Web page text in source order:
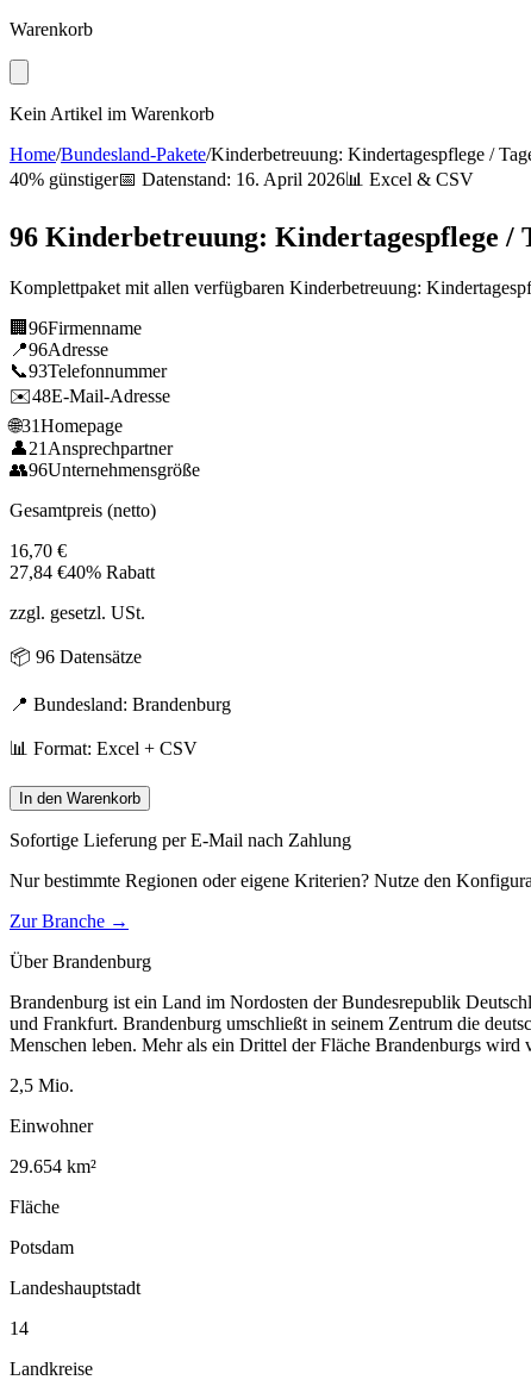
Warenkorb
Kein Artikel im Warenkorb
Home/Bundesland-Pakete/Kinderbetreuung: Kindertagespflege /
40% günstiger📅 Datenstand: 16. April 2026📊 Excel & CSV
96 Kinderbetreuung: Kindertagespflege /
Komplettpaket mit allen verfügbaren Kinderbetreuung:
🏢 96Firmenname
📍96Adresse
📞93Telefonnummer
✉️48E-Mail-Adresse
🌐31Homepage
👤21 Ansprechpartner
👥96Unternehmensgröße
Gesamtpreis (netto)
16,70 €
27,84 €40% Rabatt
zzgl. gesetzl. USt.
📦 96 Datensätze
📍 Bundesland: Brandenburg
📊 Format: Excel + CSV
In den Warenkorb
Sofortige Lieferung per E-Mail nach Zahlung
Nur bestimmte Regionen oder eigene Kriterien? Nutze den
Zur Branche →
ÜberBrandenburg
Brandenburg ist ein Land im Nordosten der Bundesrepublik
und Frankfurt. Brandenburg umschließt in seinem Zentrum die
Menschen leben. Mehr als ein Drittel der Fläche Brandenburgs wird
2,5 Mio.
Einwohner
29.654 km²
Fläche
Potsdam
Landeshauptstadt
14
Landkreise